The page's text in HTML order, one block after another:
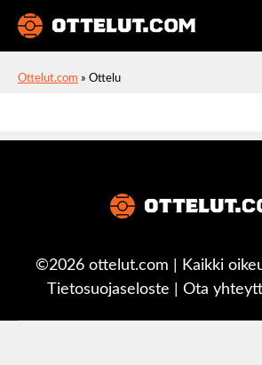
Ottelut.com » Ottelu
©2026 ottelut.com | Kaikki
Tietosuojaseloste
Ota